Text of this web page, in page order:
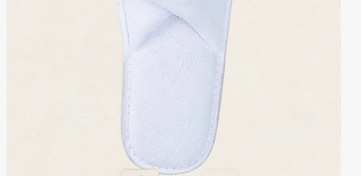
エコアメニティ・グッズ制作 ホテル・旅館向け
コーヒー粉再利用雑貨 SUS coffee